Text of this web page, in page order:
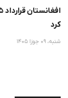
کرد
شنبه، 09 جوزا 1405